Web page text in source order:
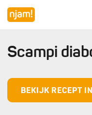
Scampi
BEKIJK RECEPT